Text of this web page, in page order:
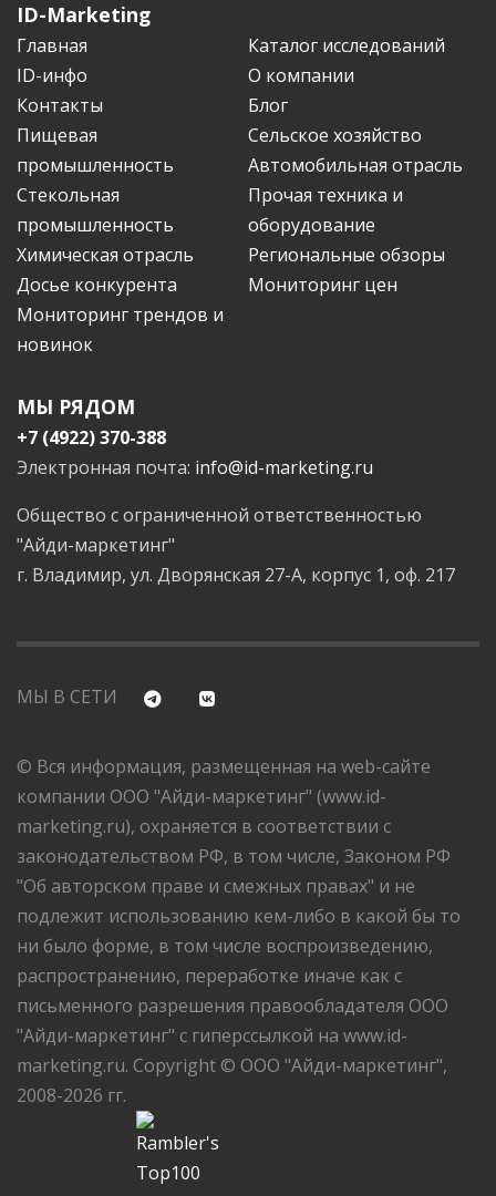
ID-Marketing
Главная
Каталог исследований
ID-инфо
О компании
Контакты
Блог
Пищевая
промышленность
Сельское хозяйство
Автомобильная отрасль
Стекольная
промышленность
Прочая техника и
оборудование
Химическая отрасль
Региональные обзоры
Досье конкурента
Мониторинг цен
Мониторинг трендов и
новинок
МЫ РЯДОМ
+7 (4922) 370-388
Электронная почта: info@id-marketing.ru
Общество с ограниченной ответственностью
"Айди-маркетинг"
г. Владимир, ул. Дворянская 27-А, корпус 1, оф. 217
МЫ В СЕТИ
© Вся информация, размещенная на web-сайте
компании ООО "Айди-маркетинг" (www.id-
marketing.ru), охраняется в соответствии с
законодательством РФ, в том числе, Законом РФ
"Об авторском праве и смежных правах" и не
подлежит использованию кем-либо в какой бы то
ни было форме, в том числе воспроизведению,
распространению, переработке иначе как с
письменного разрешения правообладателя ООО
"Айди-маркетинг" с гиперссылкой на www.id-
marketing.ru. Copyright © ООО "Айди-маркетинг",
2008-2026 гг.